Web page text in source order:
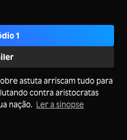
1
astuta arriscam tudo para
contra aristocratas
nação. Ler a sinopse